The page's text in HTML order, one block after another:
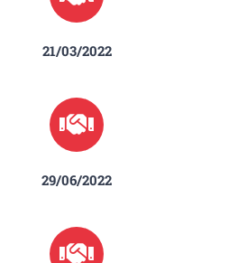
21/03/2022
29/06/2022